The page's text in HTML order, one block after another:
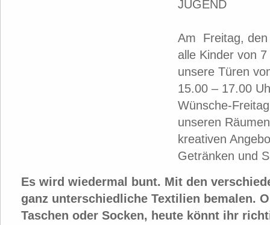
JUGEND
Am Freitag, den
alle Kinder von
unsere Türen
15.00 – 17.00
Wünsche-
unseren
kreativen
Getränken und
Es wird wiedermal bunt. Mit den
ganz unterschiedliche Textilien bemalen.
Taschen oder Socken, heute könnt ihr